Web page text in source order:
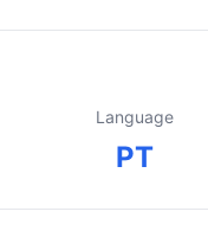
Language
PT